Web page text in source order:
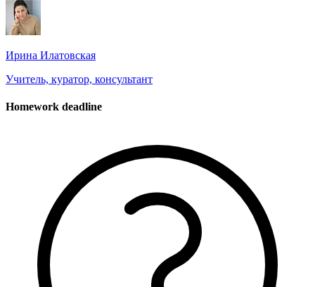
Ирина Илатовская
Учитель, куратор, консультант
Homework deadline